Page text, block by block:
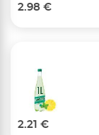
2.98 €
2.21 €